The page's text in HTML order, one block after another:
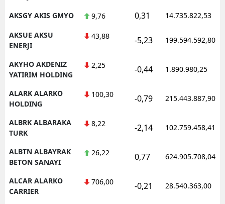
AKSGY AKIS GMYO
9,76 0,31 14.735.822,53
AKSUE AKSU
ENERJI
43,88 -5,23 199.594.592,80
AKYHO AKDENIZ
YATIRIM HOLDING
2,25 -0,44 1.890.980,25
ALARK ALARKO
HOLDING
100,30 -0,79 215.443.887,90
ALBRK ALBARAKA
TURK
8,22 -2,14 102.759.458,41
ALBTN ALBAYRAK
BETON SANAYI
26,22 0,77 624.905.708,04
ALCAR ALARKO
CARRIER
706,00 -0,21 28.540.363,00